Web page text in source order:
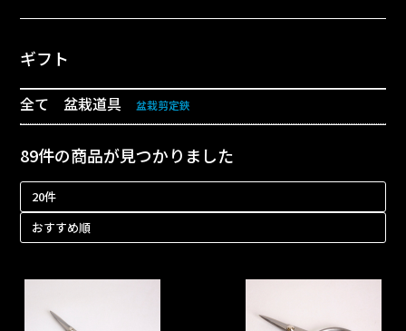
ギフト
全て 盆栽道具 盆栽剪定鋏
89件の商品が見つかりました